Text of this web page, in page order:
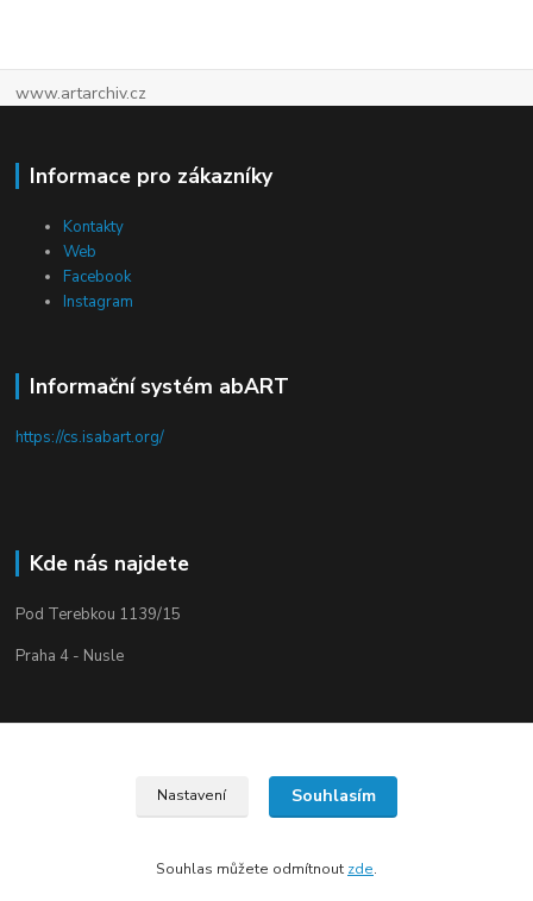
www.artarchiv.cz
Informace pro zákazníky
Kontakty
Web
Facebook
Instagram
Informační systém abART
https://cs.isabart.org/
Kde nás najdete
Pod Terebkou 1139/15
Praha 4 - Nusle
Upravit sběr cookies.
Nastavení Souhlasím
Souhlas můžete odmítnout zde.